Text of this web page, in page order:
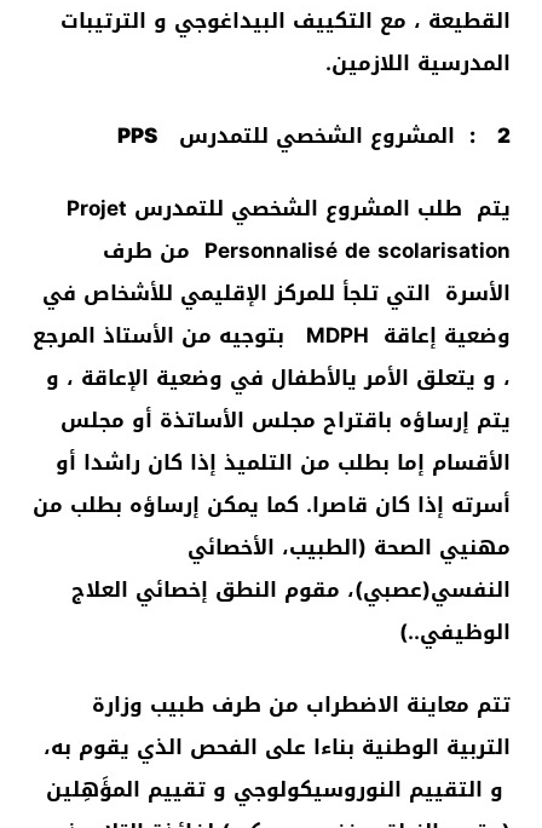
القطيعة ، مع التكييف البيداغوجي و الترتيبات
المدرسية اللازمين.
2 : المشروع الشخصي للتمدرس PPS
يتم طلب المشروع الشخصي للتمدرس Projet
Personnalisé de scolarisation من طرف
الأسرة التي تلجأ للمركز الإقليمي للأشخاص في
وضعية إعاقة MDPH بتوجيه من الأستاذ المرجع
، و يتعلق الأمر يالأطفال في وضعية الإعاقة ، و
يتم إرساؤه باقتراح مجلس الأساتذة أو مجلس
الأقسام إما بطلب من التلميذ إذا كان راشدا أو
أسرته إذا كان قاصرا. كما يمكن إرساؤه بطلب من
مهنيي الصحة (الطبيب، الأخصائي
النفسي(عصبي)، مقوم النطق إخصائي العلاج
الوظيفي..)
تتم معاينة الاضطراب من طرف طبيب وزارة
التربية الوطنية بناءا على الفحص الذي يقوم به،
و التقييم النوروسيكولوجي و تقييم المؤَهِلين